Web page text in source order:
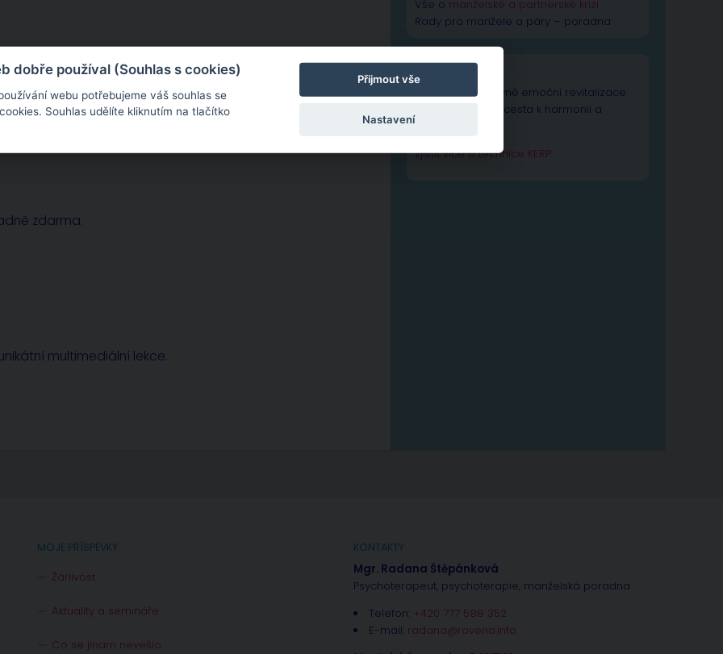
zcela konkrétní. Potřebujete-li dohovořit osobní
zdarma.
multimediální lekce.
Vše o manželské a partnerské krizi
Rady pro manžele a páry – poradna
Technika Kognitivně emoční revitalizace
psychiky – Vaše cesta k harmonii a
Zjistit více o technice KERP
MOJE PŘÍSPĚVKY
Žárlivost
Aktuality a semináře
Co se jinam nevešlo
KONTAKTY
Mgr. Radana Štěpánková
Psychoterapeut, psychoterapie, manželská poradna
Telefon: +420 777 588 352
E-mail: radana@rovena.info
dobře používal (Souhlas s cookies)
webu potřebujeme váš souhlas se
Souhlas udělíte kliknutím na tlačítko
Přijmout vše
Nastavení